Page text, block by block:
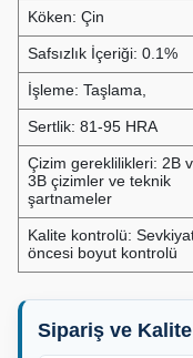
Köken: Çin
Safsızlık İçeriği: 0.1%
İşleme: Taşlama,
Sertlik: 81-95 HRA
Çizim gereklilikleri: 2B
3B çizimler ve teknik
şartnameler
Kalite kontrolü:
öncesi boyut kontrolü
Sipariş ve Kalite